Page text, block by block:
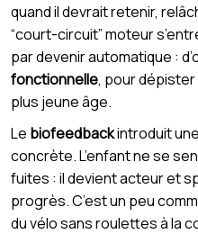
quand il devrait retenir,
“court-circuit” moteur
par devenir automatique :
fonctionnelle, pour
plus jeune âge.
Le biofeedbackintroduit
concrète. L’enfant ne se
fuites : il devient acteur et
progrès. C’est un peu
du vélo sans roulettes à la